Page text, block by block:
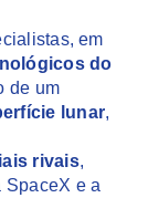
em
do
de um
lunar,
rivais,
SpaceX e a